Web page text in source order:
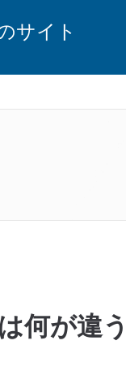
サイト
何が違